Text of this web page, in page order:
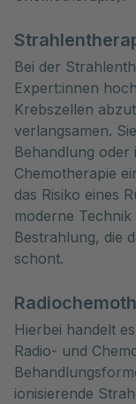
Bei der
Expert:innen
Krebszellen
verlangsamen.
Behandlung oder
Chemotherapie
das Risiko eines
moderne
Bestrahlung, die
schont.
Hierbei handelt
Radio- und
ionisierende